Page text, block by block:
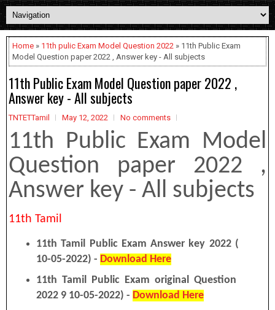
Home » 11th pulic Exam Model Question 2022 » 11th Public Exam
Model Question paper 2022 , Answer key - All subjects
11th Public Exam Model Question paper 2022 ,
Answer key - All subjects
TNTETTamil May 12, 2022 No comments
11th Public Exam Model
Question paper 2022 ,
Answer key - All subjects
11th Tamil
11th Tamil Public Exam Answer key 2022 (
10-05-2022) - Download Here
11th Tamil Public Exam original Question
2022 9 10-05-2022) - Download Here